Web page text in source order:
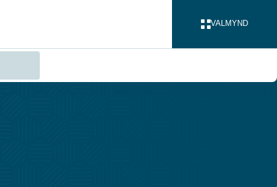
VALMYND